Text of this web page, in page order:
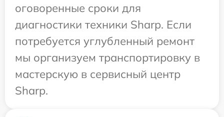
оговоренные сроки для
диагностики техники Sharp. Если
потребуется углубленный ремонт
мы организуем транспортировку в
мастерскую в сервисный центр
Sharp.